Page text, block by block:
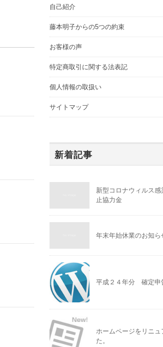
自己紹介
藤本明子からの5つの約束
お客様の声
特定商取引に関する法表記
個人情報の取扱い
サイトマップ
新着記事
新型コロナウィルス感
止協力金
年末年始休業のお知ら
平成２４年分 確定申
ホームページをリニュ
た。